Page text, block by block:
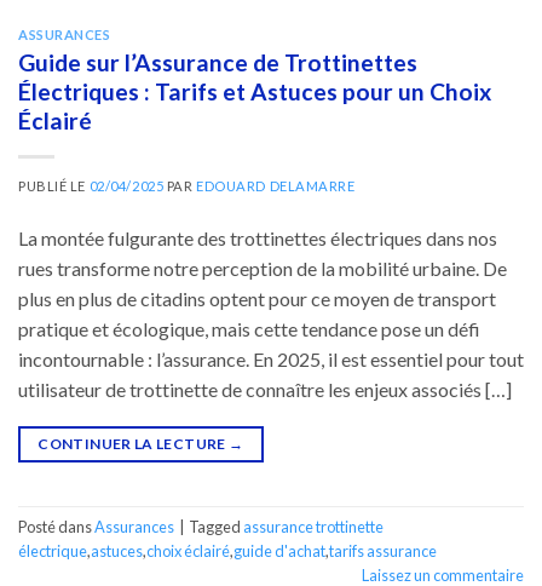
ASSURANCES
Guide sur l’Assurance de Trottinettes
Électriques : Tarifs et Astuces pour un Choix
Éclairé
PUBLIÉ LE 02/04/2025 PAR EDOUARD DELAMARRE
La montée fulgurante des trottinettes électriques dans nos
rues transforme notre perception de la mobilité urbaine. De
plus en plus de citadins optent pour ce moyen de transport
pratique et écologique, mais cette tendance pose un défi
incontournable : l’assurance. En 2025, il est essentiel pour tout
utilisateur de trottinette de connaître les enjeux associés […]
CONTINUER LA LECTURE →
Posté dansAssurances Tagged assurance trottinette
électrique,astuces,choix éclairé,guide d'achat,tarifs assurance
Laissez un commentaire